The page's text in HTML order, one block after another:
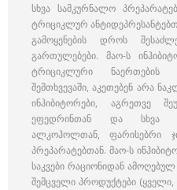
სხვა სამკურნალო
ტრიციკლურ
გამოყენების დროს
გართულებები. მაო-ს
ტრიციკლური ნაერთების
შემთხვევაში, აკეთებენ არა
ინჰიბიტორები, აგრეთვე
ეფედრინთან და სხვა
ალკოჰოლთან, ფარისებრი
პრეპარატებთან. მაო-ს
საკვები რაციონიდან ამოღებულ
შემცველი პროდუქტები